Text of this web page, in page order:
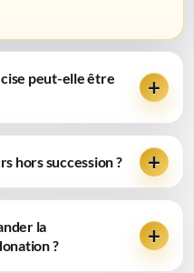
peut-elle être
hors succession ?
la
?